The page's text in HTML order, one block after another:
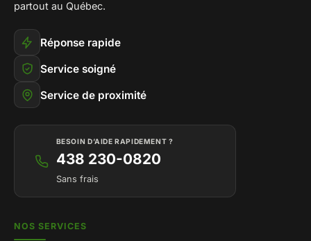
partout au Québec.
Réponse rapide
Service soigné
Service de proximité
BESOIN D’AIDE RAPIDEMENT ?
438 230-0820
Sans frais
NOS SERVICES